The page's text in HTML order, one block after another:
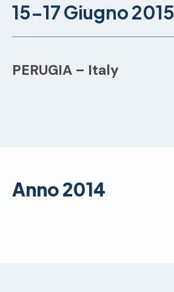
15-17 Giugno 2015
PERUGIA – Italy
Anno 2014